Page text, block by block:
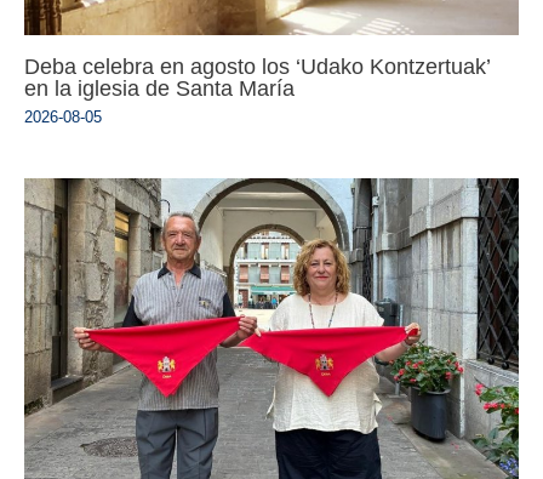
Deba celebra en agosto los ‘Udako Kontzertuak’
en la iglesia de Santa María
2026-08-05